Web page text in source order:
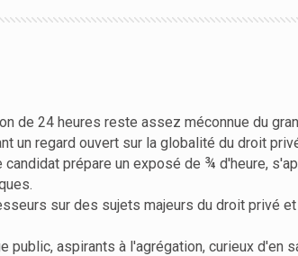
de 24 heures reste assez méconnue du
un regard ouvert sur la globalité du droit
prépare un exposé de ¾ d'heure,
sur des sujets majeurs du droit privé
aspirants à l'agrégation, curieux d'en